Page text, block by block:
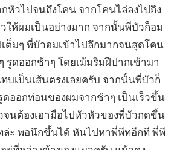
หัวไปจนถึงโคน จากโคนไล่ลงไปถึง
ให้ผมเป็นอย่างมาก จากนั้นพี่บัวก็อม
ต็มๆ พี่บัวอมเข้าไปลึกมากจนสุดโคน
รูดออกช้าๆ โดยเม้มริมฝีปากเข้ามา
บเป็นเส้นตรงเลยครับ จากนั้นพี่บัวก็
ดออกท่อนของผมจากช้าๆ เป็นเร็วขึ้น
จนต้องเอามือไปหัวหัวของพี่บัวกดขึ้น
ล่ะ พอนึกขึ้นได้ หันไปหาพี่พีทอีกที พี่พี